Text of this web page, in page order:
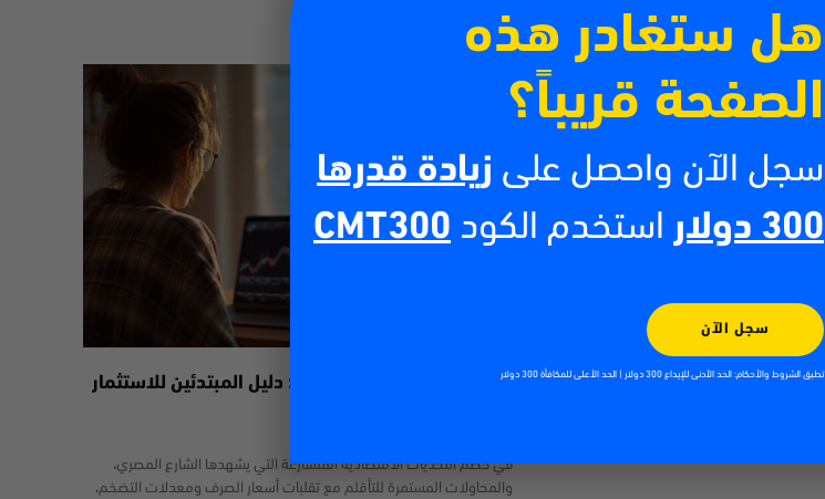
التداول عبر الإنترنت في مصر: دليل المبتدئين للاستثمار
في خضم التحديات الاقتصادية المتسارعة التي يشهدها الشارع المصري،
والمحاولات المستمرة للتأقلم مع تقلبات أسعار الصرف ومعدلات التضخم،
هل ستغادر هذه
الصفحة قريباً؟
سجل الآن واحصل على زيادة قدرها
300 دولار
استخدم الكود CMT300
سجل الآن
تطبق الشروط والأحكام: الحد الأدنى للإيداع 300 دولار | الحد الأعلى للمكافأة 300 دولار